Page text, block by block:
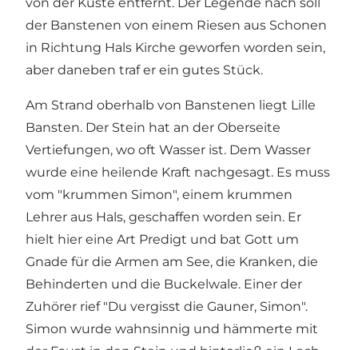
der Banstenen von einem Riesen aus Schonen
in Richtung Hals Kirche geworfen worden sein,
aber daneben traf er ein gutes Stück.
Am Strand oberhalb von Banstenen liegt Lille
Bansten. Der Stein hat an der Oberseite
Vertiefungen, wo oft Wasser ist. Dem Wasser
wurde eine heilende Kraft nachgesagt. Es muss
vom "krummen Simon", einem krummen
Lehrer aus Hals, geschaffen worden sein. Er
hielt hier eine Art Predigt und bat Gott um
Gnade für die Armen am See, die Kranken, die
Behinderten und die Buckelwale. Einer der
Zuhörer rief "Du vergisst die Gauner, Simon".
Simon wurde wahnsinnig und hämmerte mit